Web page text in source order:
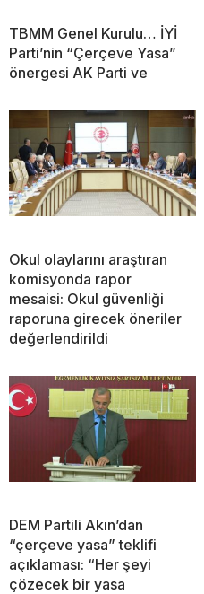
TBMM Genel Kurulu… İYİ
Parti’nin “Çerçeve Yasa”
önergesi AK Parti ve
Okul olaylarını araştıran
komisyonda rapor
mesaisi: Okul güvenliği
raporuna girecek öneriler
değerlendirildi
DEM Partili Akın’dan
“çerçeve yasa” teklifi
açıklaması: “Her şeyi
çözecek bir yasa